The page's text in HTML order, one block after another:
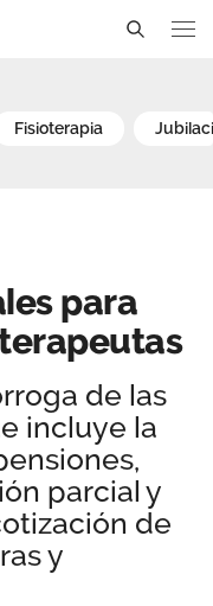
fisioterapia
para
de las
incluye la
parcial y
de
y